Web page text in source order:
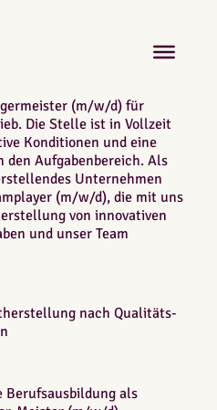
(m/w/d) für
Die Stelle ist in Vollzeit
Konditionen und eine
Aufgabenbereich. Als
Unternehmen
(m/w/d), die mit uns
von innovativen
und unser Team
nach Qualitäts-
Berufsausbildung als